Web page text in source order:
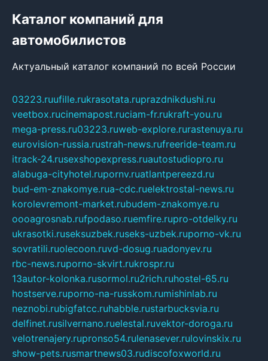
Каталог компаний для
автомобилистов
Актуальный каталог компаний по всей России
03223.ruufille.rukrasotata.ruprazdnikdushi.ru
veetbox.rucinemapost.ruciam-fr.rukraft-you.ru
mega-press.ru03223.ruweb-explore.rurastenuya.ru
eurovision-russia.rustrah-news.rufreeride-team.ru
itrack-24.rusexshopexpress.ruautostudiopro.ru
alabuga-cityhotel.rupornv.ruatlantpereezd.ru
bud-em-znakomye.rua-cdc.ruelektrostal-news.ru
korolevremont-market.rubudem-znakomye.ru
oooagrosnab.rufpodaso.ruemfire.rupro-otdelky.ru
ukrasotki.ruseksuzbek.ruseks-uzbek.ruporno-vk.ru
sovratili.ruolecoon.ruvd-dosug.ruadonyev.ru
rbc-news.ruporno-skvirt.rukrospr.ru
13autor-kolonka.rusormol.ru2rich.ruhostel-65.ru
hostserve.ruporno-na-russkom.rumishinlab.ru
neznobi.rubigfatcc.ruhabble.rustarbucksvia.ru
delfinet.rusilvernano.ruelestal.ruvektor-doroga.ru
velotrenajery.rupronso54.rulenasever.rulovinskix.ru
show-pets.rusmartnews03.rudiscofoxworld.ru